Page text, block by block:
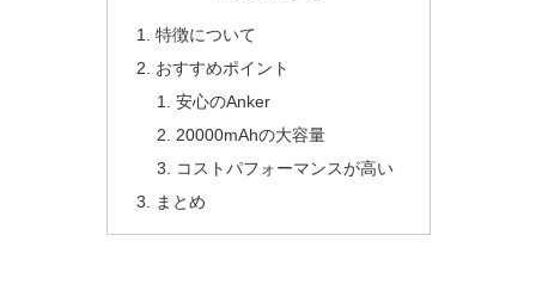
特徴について
おすすめポイント
安心のAnker
20000mAhの大容量
コストパフォーマンスが高い
まとめ